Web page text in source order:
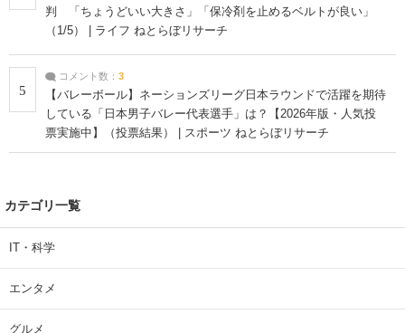
判 「ちょうどいい大きさ」「保冷剤を止めるベルトが良い」
（1/5） | ライフ ねとらぼリサーチ
5
コメント数： 3
【バレーボール】ネーションズリーグ日本ラウンドで活躍を期待
している「日本男子バレー代表選手」は？【2026年版・人気投
票実施中】（投票結果） | スポーツ ねとらぼリサーチ
カテゴリ一覧
IT・科学
エンタメ
グルメ